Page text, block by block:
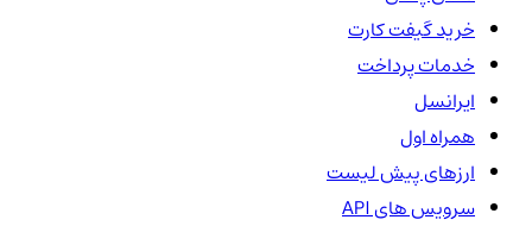
خرید گیفت کارت
خدمات پرداخت
ایرانسل
همراه اول
ارزهای پیش لیست
سرویس های API